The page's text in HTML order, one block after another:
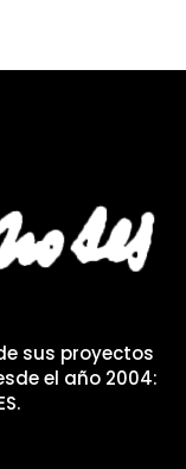
sus proyectos
el año 2004: